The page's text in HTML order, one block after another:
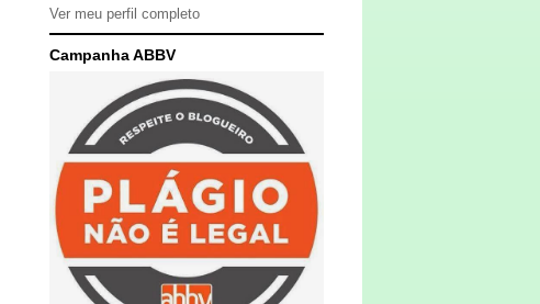
Ver meu perfil completo
Campanha ABBV